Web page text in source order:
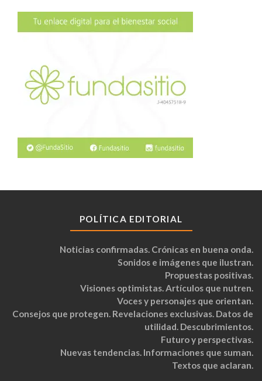
POLÍTICA EDITORIAL
Noticias confirmadas. Crónicas en buena onda.
Sonidos e imágenes que ilustran.
Propuestas positivas.
Visiones optimistas. Artículos que nutren.
Voces y personajes que orientan.
Consejos que protegen. Revelaciones exclusivas. Datos de
utilidad. Descubrimientos.
Futuro y perspectivas.
Nuevas tendencias. Informaciones que suman.
Textos que aclaran.